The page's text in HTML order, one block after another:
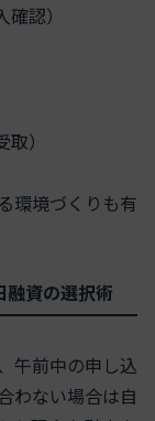
確認）
）
環境づくりも有
融資の選択術
午前中の申し込
わない場合は自